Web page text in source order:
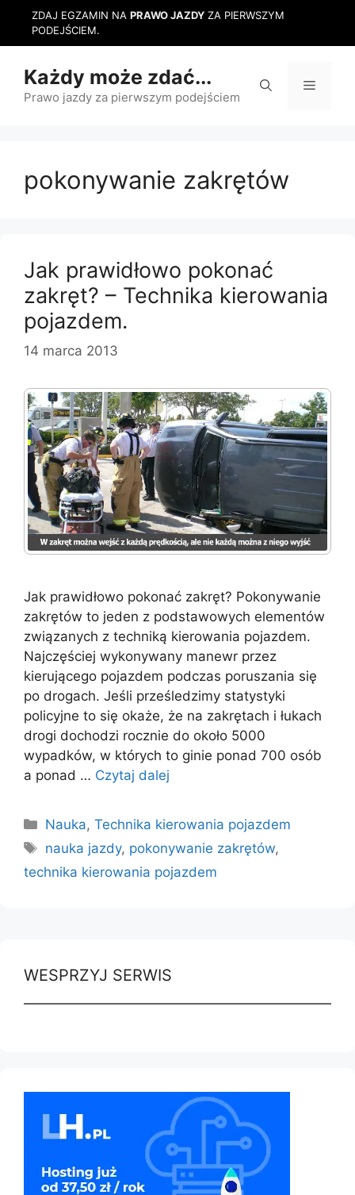
Przejdź
treści
ZDAJ EGZAMIN NA PRAWO JAZDY ZA PIERWSZYM
PODEJŚCIEM.
Każdy może zdać...
Prawo jazdy za pierwszym podejściem
Menu
pokonywanie zakrętów
Jak prawidłowo pokonać
zakręt? – Technika kierowania
pojazdem.
14 marca 2013
Jak prawidłowo pokonać zakręt? Pokonywanie
zakrętów to jeden z podstawowych elementów
związanych z techniką kierowania pojazdem.
Najczęściej wykonywany manewr przez
kierującego pojazdem podczas poruszania się
po drogach. Jeśli prześledzimy statystyki
policyjne to się okaże, że na zakrętach i łukach
drogi dochodzi rocznie do około 5000
wypadków, w których to ginie ponad 700 osób
a ponad … Czytaj dalej
Kategorie
Nauka,Technika kierowania pojazdem
Tagi
nauka jazdy, pokonywanie zakrętów,
technika kierowania pojazdem
WESPRZYJ SERWIS